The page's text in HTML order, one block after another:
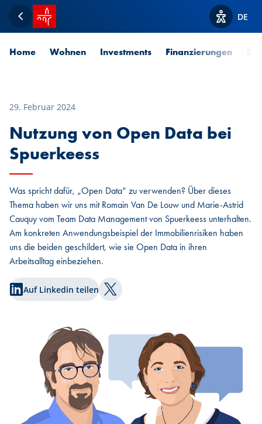
Zurück
Startseite SPUERKEESS
Optionen
DE
Home Wohnen Investments Finanzierungen
29. Februar 2024
Nutzung von Open Data bei
Spuerkeess
Was spricht dafür, „Open Data“ zu verwenden? Über dieses
Thema haben wir uns mit Romain Van De Louw und Marie-Astrid
Cauquy vom Team Data Management von Spuerkeess unterhalten.
Am konkreten Anwendungsbeispiel der Immobilienrisiken haben
uns die beiden geschildert, wie sie Open Data in ihren
Arbeitsalltag einbeziehen.
Auf Linkedin teilen Auf Twitter teilen